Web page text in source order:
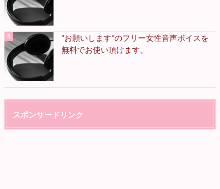
“お願いします”のフリー女性音声ボイスを
無料でお使い頂けます。
スポンサードリンク